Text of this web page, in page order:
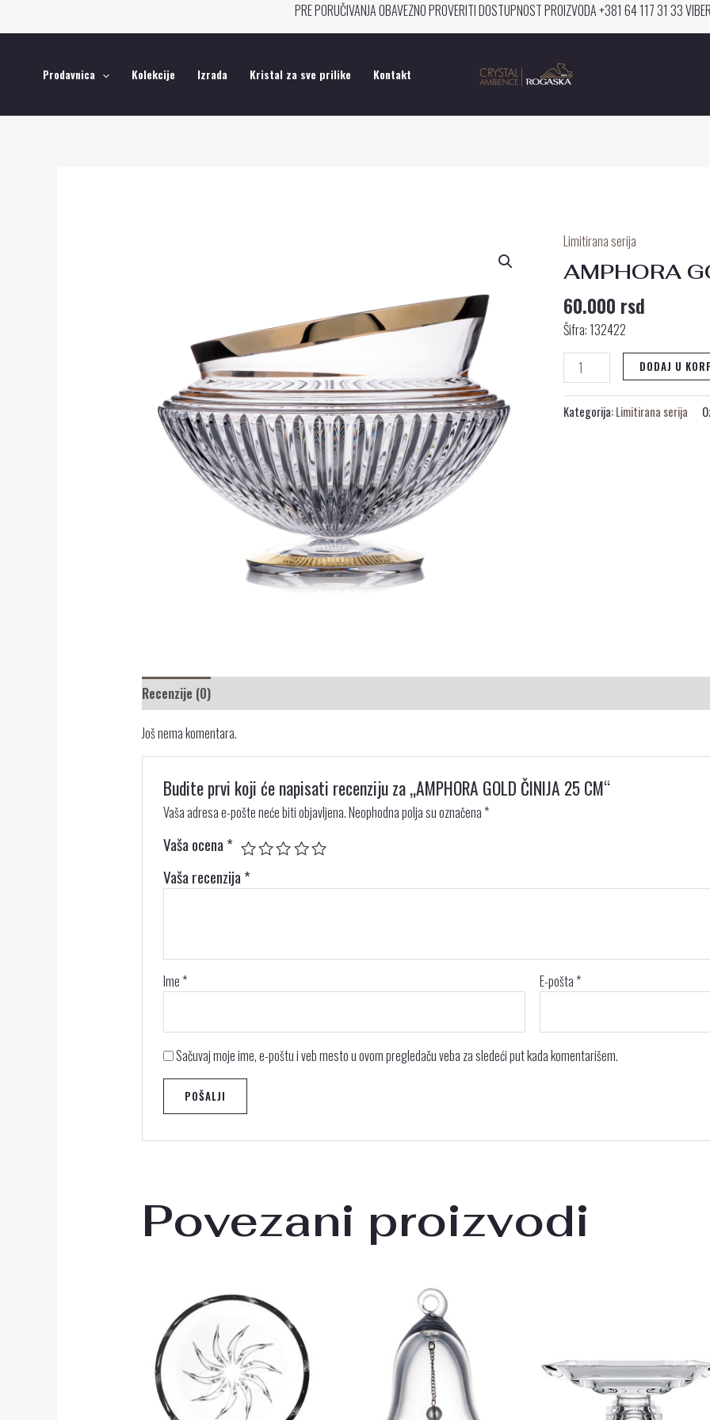
na
PRE PORUČIVANJA OBAVEZNO PROVERITI DOSTUPNOST PROIZVODA +381 64 117 31 33
Prodavnica Kolekcije Izrada Kristal za sve prilike Kontakt
Limitirana serija
AMPHORA
60.000 rsd
Šifra: 132422
AMPHORA
GOLD
25
CM
DODAJ U
Kategorija:Limitirana serija
Recenzije (0)
Još nema komentara.
Budite prvi koji će napisati recenziju za „AMPHORA GOLD ČINIJA 25 CM“
Vaša adresa e-pošte neće biti objavljena.Neophodna polja su označena *
Vaša ocena*
Vaša recenzija*
Ime * E-pošta *
Sačuvaj moje ime, e-poštu i veb mesto u ovom pregledaču veba za sledeći put kada komentarišem.
Povezani proizvodi